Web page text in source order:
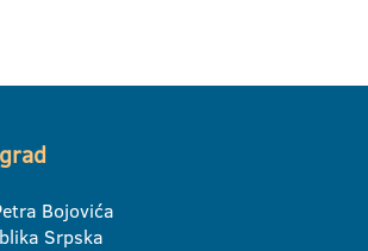
Bojovića
Srpska